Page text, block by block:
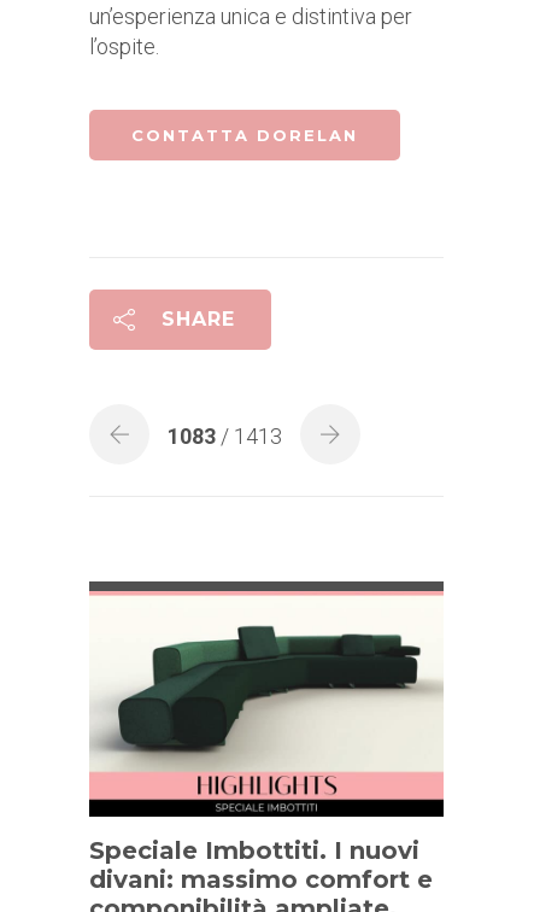
un’esperienza unica e distintiva per
l’ospite.
CONTATTA DORELAN
SHARE
1083 / 1413
Speciale Imbottiti. I nuovi
divani: massimo comfort e